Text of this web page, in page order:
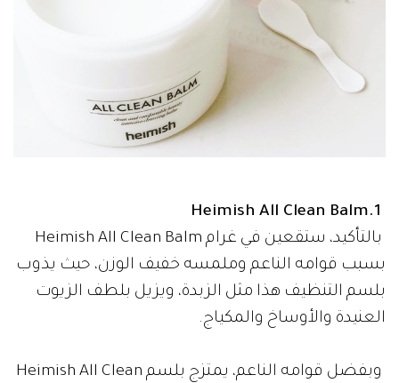
بالتأكيد، ستقعين في غرام Heimish All Clean Balm
بسبب قوامه الناعم وملمسه خفيف الوزن، حيث يذوب
بلسم التنظيف هذا مثل الزبدة، ويزيل بلطف الزيوت
العنيدة والأوساخ والمكياج.
وبفضل قوامه الناعم، يمتزج بلسم Heimish All Clean